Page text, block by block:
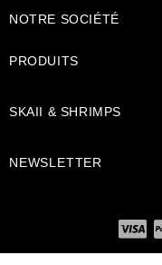
NOTRE SOCIÉTÉ
PRODUITS
SKAII & SHRIMPS
NEWSLETTER